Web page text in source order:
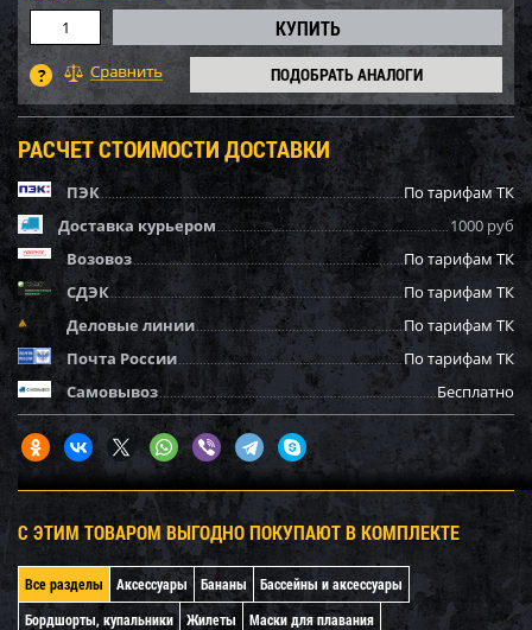
ПОДОБРАТЬ АНАЛОГИ
РАСЧЕТ СТОИМОСТИ ДОСТАВКИ
ПЭК
По тарифам ТК
Доставка курьером
1000 руб
Возовоз
По тарифам ТК
СДЭК
По тарифам ТК
Деловые линии
По тарифам ТК
Почта России
По тарифам ТК
Самовывоз
Бесплатно
С ЭТИМ ТОВАРОМ ВЫГОДНО ПОКУПАЮТ В КОМПЛЕКТЕ
Все разделы Аксессуары Бананы
Бассейны и аксессуары
Бордшорты, купальники
Жилеты
Маски для плавания